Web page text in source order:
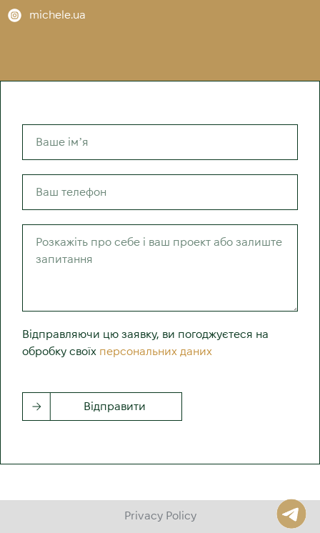
michele.ua
Відправляючи цю заявку, ви погоджуєтеся на
обробку своїх персональних даних
Відправити
Privacy Policy